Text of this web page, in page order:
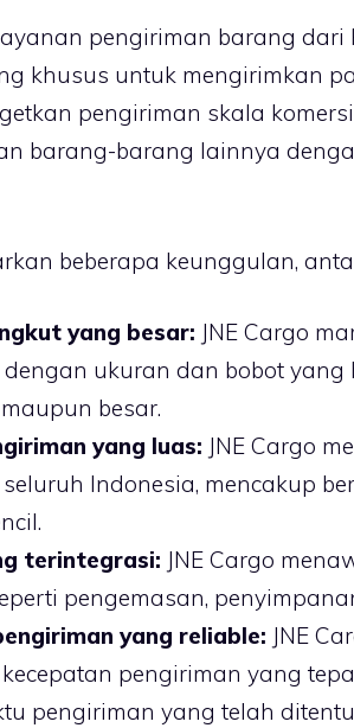
pengiriman barang
khusus untuk mengirimkan
pengiriman skala
barang-barang lainnya
beberapa keunggulan,
yang besar: JNE Cargo
ukuran dan bobot
besar.
yang luas: JNE Cargo
Indonesia, mencakup
terintegrasi: JNE Cargo
pengemasan,
yang reliable: JNE
pengiriman yang
pengiriman yang telah